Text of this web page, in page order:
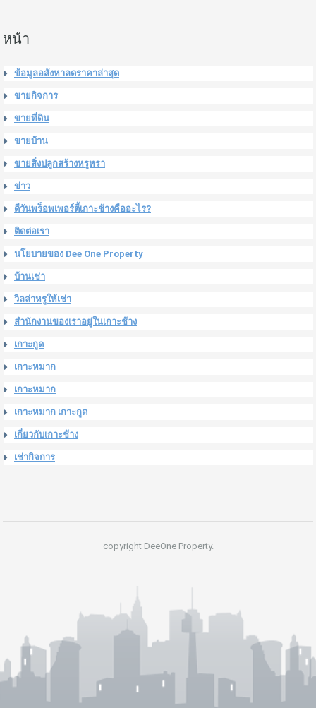
หน้า
ข้อมูลอสังหาลดราคาล่าสุด
ขายกิจการ
ขายที่ดิน
ขายบ้าน
ขายสิ่งปลูกสร้างหรูหรา
ข่าว
ดีวันพร็อพเพอร์ตี้เกาะช้างคืออะไร?
ติดต่อเรา
นโยบายของ Dee One Property
บ้านเช่า
วิลล่าหรูให้เช่า
สำนักงานของเราอยู่ในเกาะช้าง
เกาะกูด
เกาะหมาก
เกาะหมาก
เกาะหมาก เกาะกูด
เกี่ยวกับเกาะช้าง
เช่ากิจการ
copyright DeeOne Property.